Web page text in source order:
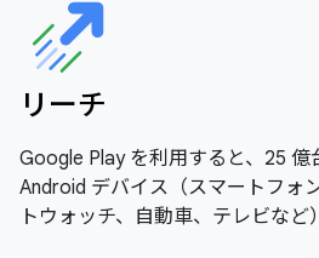
リーチ
Google Play を利用すると、25 億
Android デバイス（スマートフォ
トウォッチ、自動車、テレビなど